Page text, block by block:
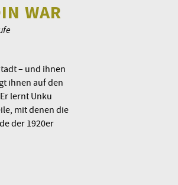
WAR
– und ihnen
ihnen auf den
lernt Unku
mit denen die
der 1920er